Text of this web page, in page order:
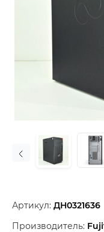
Артикул: ДН0321636
Производитель: